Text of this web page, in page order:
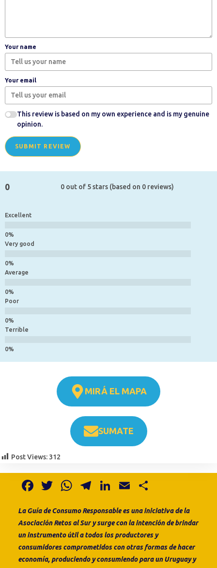
Your name
Your email
This review is based on my own experience and is my genuine
opinion.
SUBMIT REVIEW
0 0 out of 5 stars (based on 0 reviews)
Excellent
Very good
Average
Poor
Terrible
MIRÁ EL MAPA
SUMATE
Post Views: 312
F
c
e
b
o
T
it
te
r
W
at
s
A
p
T
e
gr
a
m
Li
k
e
dI
n
E
ai
l
ar
e
La Guía de ConsumoResponsable esunainiciativa de la
Asociación Retos al Sury surge con la intención de brindar
un instrumento útil a todos los productores y
consumidores comprometidos con otras formas de hacer
economía, produciendo y consumiendo para un Uruguay y